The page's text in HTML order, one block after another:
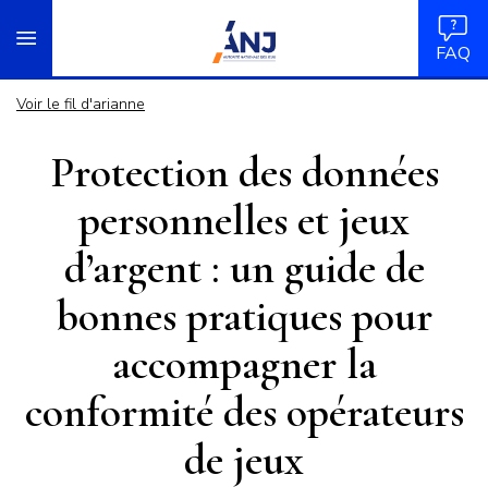
au
accueil
FAQ
Voir le fil d'arianne
Protection des données
personnelles et jeux
d’argent : un guide de
bonnes pratiques pour
accompagner la
conformité des opérateurs
de jeux